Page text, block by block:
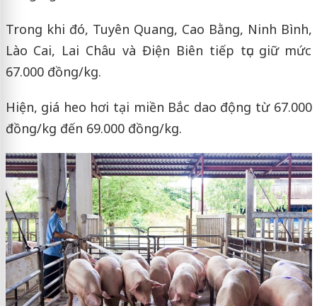
Trong khi đó, Tuyên Quang, Cao Bằng, Ninh Bình,
Lào Cai, Lai Châu và Điện Biên tiếp tục giữ mức
67.000 đồng/kg.
Hiện, giá heo hơi tại miền Bắc dao động từ 67.000
đồng/kg đến 69.000 đồng/kg.